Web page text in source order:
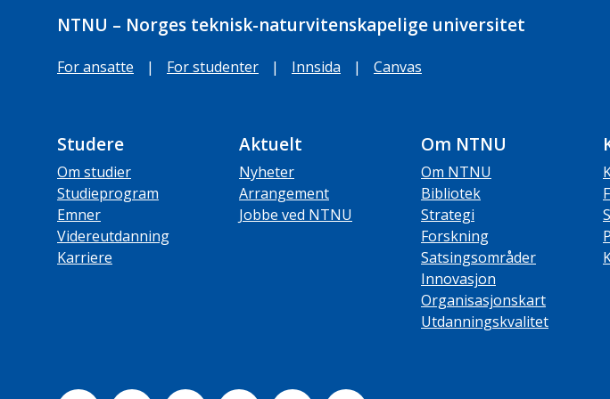
NTNU – Norges teknisk-naturvitenskapelige universitet
For ansatte | For studenter | Innsida | Canvas
Studere
Om studier
Studieprogram
Emner
Videreutdanning
Karriere
Aktuelt
Nyheter
Arrangement
Jobbe ved NTNU
Om NTNU
Om NTNU
Bibliotek
Strategi
Forskning
Satsingsområder
Innovasjon
Organisasjonskart
Utdanningskvalitet